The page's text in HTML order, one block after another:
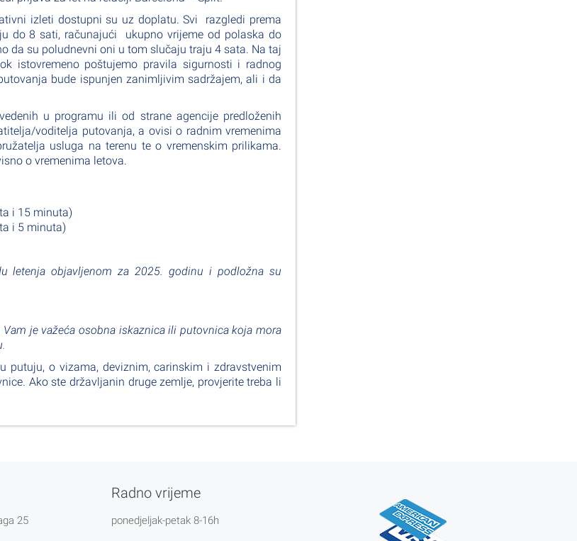
izleti dostupni su uz doplatu. Svi razgledi prema
do 8 sati, računajući ukupno vrijeme od polaska do
da su poludnevni oni u tom slučaju traju 4 sata. Na taj
istovremeno poštujemo pravila sigurnosti i radnog
bude ispunjen zanimljivim sadržajem, ali i da
u programu ili od strane agencije predloženih
voditelja putovanja, a ovisi o radnim vremenima
usluga na terenu te o vremenskim prilikama.
o vremenima letova.
i 15 minuta)
i 5 minuta)
letenja objavljenom za 2025. godinu i podložna su
Vam je važeća osobna iskaznica ili putovnica koja mora
.
o vizama, deviznim, carinskim i zdravstvenim
Ako ste državljanin druge zemlje, provjerite treba li
25
Radno vrijeme
ponedjeljak-petak 8-16h